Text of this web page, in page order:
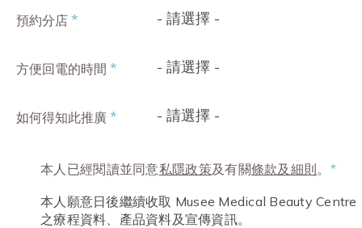
預約分店 * - 請選擇 -
方便回電的時間 * - 請選擇 -
如何得知此推廣 * - 請選擇 -
本人已經閱讀並同意私隱政策及有關條款及細則。 *
本人願意日後繼續收取 Musee Medical Beauty Centre
之療程資料、產品資料及宣傳資訊。